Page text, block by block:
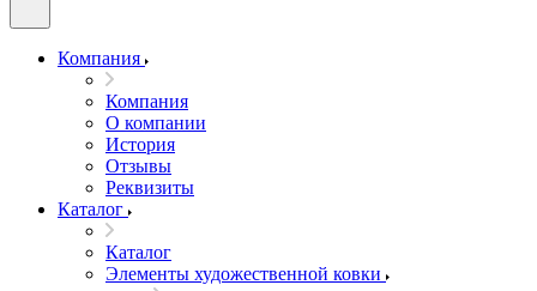
Компания
Компания
О компании
История
Отзывы
Реквизиты
Каталог
Каталог
Элементы художественной ковки